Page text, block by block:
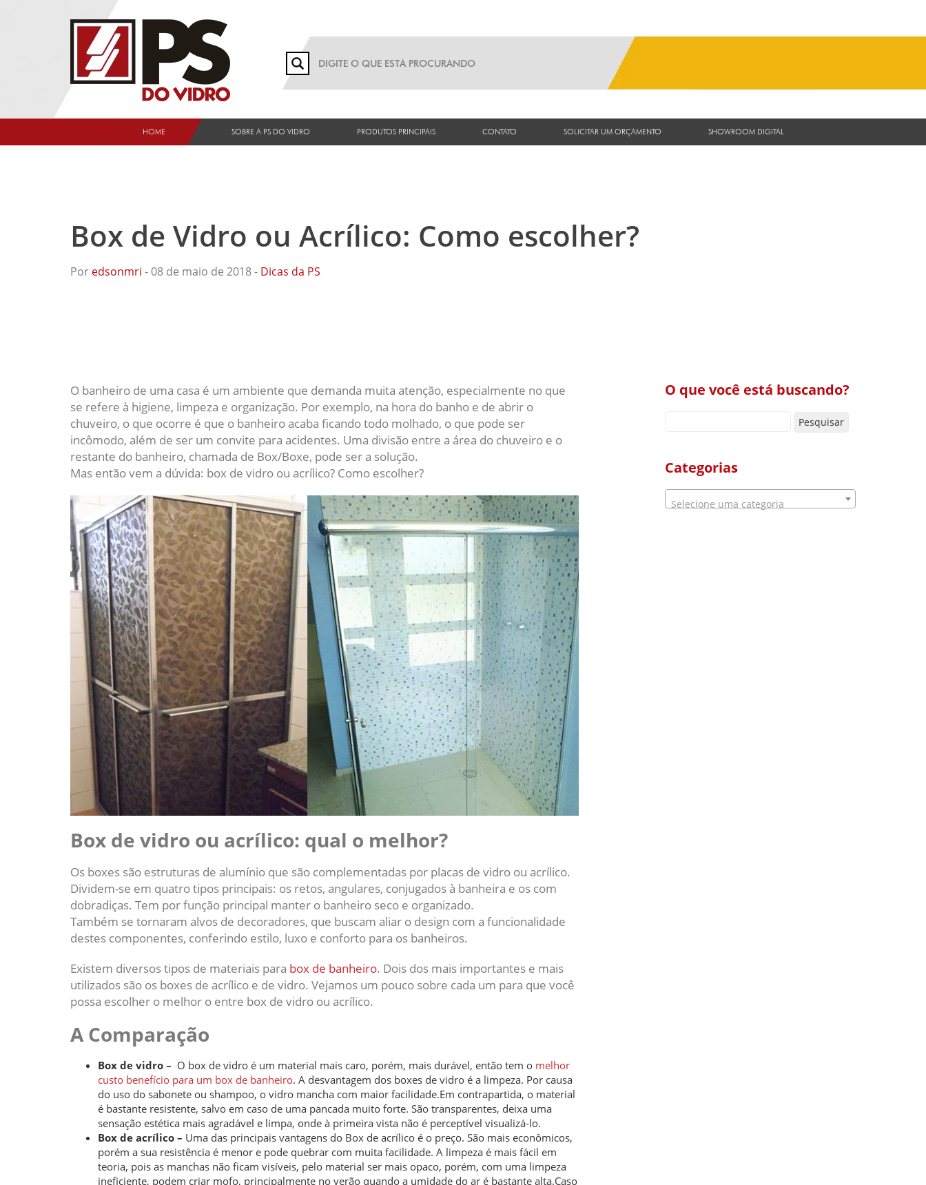
HOME SOBRE A PS DO VIDRO PRODUTOS PRINCIPAIS CONTATO SOLICITAR UM ORÇAMENTO SHOWROOM DIGITAL
Box de Vidro ou Acrílico: Como escolher?
Por edsonmri - 08 de maio de 2018 - Dicas da PS
O que você está buscando?
Categorias
Selecione uma categoria
O banheiro de uma casa é um ambiente que demanda muita atenção, especialmente no que
se refere à higiene, limpeza e organização. Por exemplo, na hora do banho e de abrir o
chuveiro, o que ocorre é que o banheiro acaba ficando todo molhado, o que pode ser
incômodo, além de ser um convite para acidentes. Uma divisão entre a área do chuveiro e o
restante do banheiro, chamada de Box/Boxe, pode ser a solução.
Mas então vem a dúvida: box de vidro ou acrílico? Como escolher?
Box de vidro ou acrílico: qual o melhor?
Os boxes são estruturas de alumínio que são complementadas por placas de vidro ou acrílico.
Dividem-se em quatro tipos principais: os retos, angulares, conjugados à banheira e os com
dobradiças. Tem por função principal manter o banheiro seco e organizado.
Também se tornaram alvos de decoradores, que buscam aliar o design com a funcionalidade
destes componentes, conferindo estilo, luxo e conforto para os banheiros.
Existem diversos tipos de materiais para box de banheiro. Dois dos mais importantes e mais
utilizados são os boxes de acrílico e de vidro. Vejamos um pouco sobre cada um para que você
possa escolher o melhor o entre box de vidro ou acrílico.
A Comparação
Box de vidro – O box de vidro é um material mais caro, porém, mais durável, então tem o melhor
custo benefício para um box de banheiro. A desvantagem dos boxes de vidro é a limpeza. Por causa
do uso do sabonete ou shampoo, o vidro mancha com maior facilidade.Em contrapartida, o material
é bastante resistente, salvo em caso de uma pancada muito forte. São transparentes, deixa uma
sensação estética mais agradável e limpa, onde à primeira vista não é perceptível visualizá-lo.
Box de acrílico – Uma das principais vantagens do Box de acrílico é o preço. São mais econômicos,
porém a sua resistência é menor e pode quebrar com muita facilidade. A limpeza é mais fácil em
teoria, pois as manchas não ficam visíveis, pelo material ser mais opaco, porém, com uma limpeza
ineficiente, podem criar mofo, principalmente no verão quando a umidade do ar é bastante alta.Caso